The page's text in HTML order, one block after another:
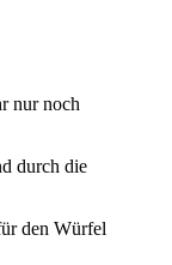
nur noch
durch die
den Würfel